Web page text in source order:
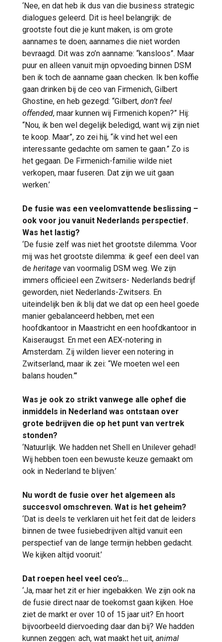
‘Nee, en dat heb ik dus van die business strategic
dialogues geleerd. Dit is heel belangrijk: de
grootste fout die je kunt maken, is om grote
aannames te doen; aannames die niet worden
bevraagd. Dit was zo’n aanname: “kansloos”. Maar
puur en alleen vanuit mijn opvoeding binnen DSM
ben ik toch de aanname gaan checken. Ik ben koffie
gaan drinken bij de ceo van Firmenich, Gilbert
Ghostine, en heb gezegd: “Gilbert, don’t feel
offended, maar kunnen wij Firmenich kopen?” Hij:
“Nou, ik ben wel degelijk beledigd, want wij zijn niet
te koop. Maar”, zo zei hij, “ik vind het wel een
interessante gedachte om samen te gaan.” Zo is
het gegaan. De Firmenich-familie wilde niet
verkopen, maar fuseren. Dat zijn we uit gaan
werken.’
De fusie was een veelomvattende beslissing –
ook voor jou vanuit Nederlands perspectief.
Was het lastig?
‘De fusie zelf was niet het grootste dilemma. Voor
mij was het grootste dilemma: ik geef een deel van
de heritage van voormalig DSM weg. We zijn
immers officieel een Zwitsers- Nederlands bedrijf
geworden, niet Nederlands-Zwitsers. En
uiteindelijk ben ik blij dat we dat op een heel goede
manier gebalanceerd hebben, met een
hoofdkantoor in Maastricht en een hoofdkantoor in
Kaiseraugst. En met een AEX-notering in
Amsterdam. Zij wilden liever een notering in
Zwitserland, maar ik zei: “We moeten wel een
balans houden.”’
Was je ook zo strikt vanwege alle ophef die
inmiddels in Nederland was ontstaan over
grote bedrijven die op het punt van vertrek
stonden?
‘Natuurlijk. We hadden net Shell en Unilever gehad!
Wij hebben toen een bewuste keuze gemaakt om
ook in Nederland te blijven.’
Nu wordt de fusie over het algemeen als
succesvol omschreven. Wat is het geheim?
‘Dat is deels te verklaren uit het feit dat de leiders
binnen de twee fusiebedrijven altijd vanuit een
perspectief van de lange termijn hebben gedacht.
We kijken altijd vooruit.’
Dat roepen heel veel ceo’s…
‘Ja, maar het zit er hier ingebakken. We zijn ook na
de fusie direct naar de toekomst gaan kijken. Hoe
ziet de markt er over 10 of 15 jaar uit? En hoort
bijvoorbeeld diervoeding daar dan bij? We hadden
kunnen zeggen: ach, wat maakt het uit, animal